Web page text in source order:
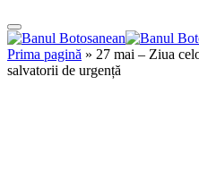
Prima pagină » 27 mai – Ziua
salvatorii de urgență